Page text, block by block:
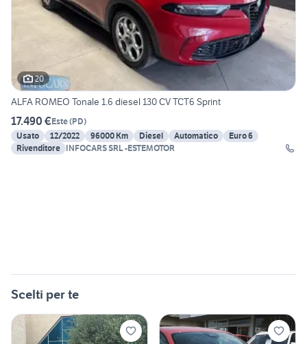
20
ALFA ROMEO Tonale 1.6 diesel 130 CV TCT6 Sprint
17.490 €Este(PD)
Usato
12/2022 96000 Km Diesel Automatico
Euro 6
Rivenditore INFOCARS SRL -ESTEMOTOR
Scelti per te